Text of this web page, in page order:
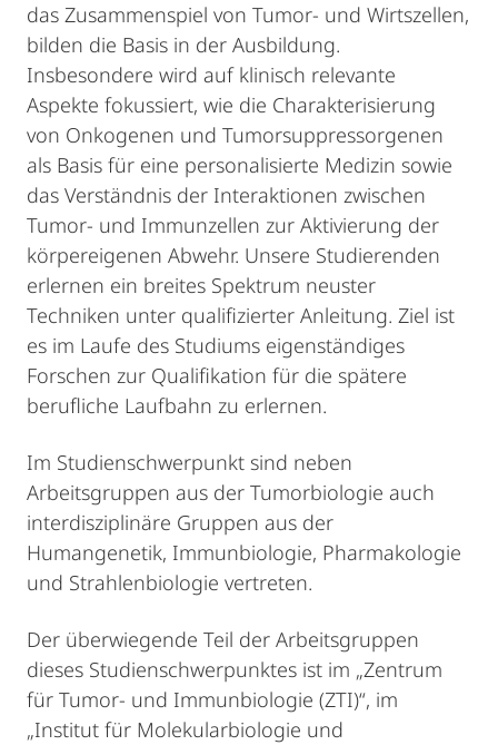
das Zusammenspiel von Tumor- und Wirtszellen,
bilden die Basis in der Ausbildung.
Insbesondere wird auf klinisch relevante
Aspekte fokussiert, wie die Charakterisierung
von Onkogenen und Tumorsuppressorgenen
als Basis für eine personalisierte Medizin sowie
das Verständnis der Interaktionen zwischen
Tumor- und Immunzellen zur Aktivierung der
körpereigenen Abwehr. Unsere Studierenden
erlernen ein breites Spektrum neuster
Techniken unter qualifizierter Anleitung. Ziel ist
es im Laufe des Studiums eigenständiges
Forschen zur Qualifikation für die spätere
berufliche Laufbahn zu erlernen.
Im Studienschwerpunkt sind neben
Arbeitsgruppen aus der Tumorbiologie auch
interdisziplinäre Gruppen aus der
Humangenetik, Immunbiologie, Pharmakologie
und Strahlenbiologie vertreten.
Der überwiegende Teil der Arbeitsgruppen
dieses Studienschwerpunktes ist im „Zentrum
für Tumor- und Immunbiologie (ZTI)“, im
„Institut für Molekularbiologie und